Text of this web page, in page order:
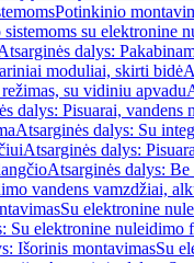
Potinkinio
su elektronine
dalys:
moduliai, skirti bidė
su vidiniu apvadu
dalys: Pisuarai,
Atsarginės dalys: Su
Atsarginės dalys:
Atsarginės dalys:
vandens vamzdžiai,
Su elektronine
Su elektronine nuleidimo
Išorinis montavimasSu